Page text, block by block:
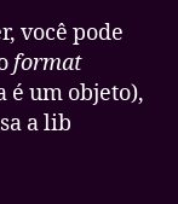
você pode
format
é um objeto),
a lib